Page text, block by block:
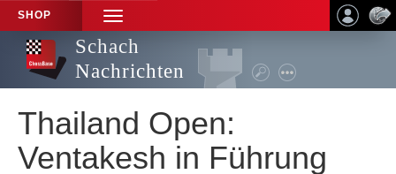
SHOP
TOGGLE
NAVIGATION
Schach
Nachrichten
Thailand Open:
Ventakesh in Führung